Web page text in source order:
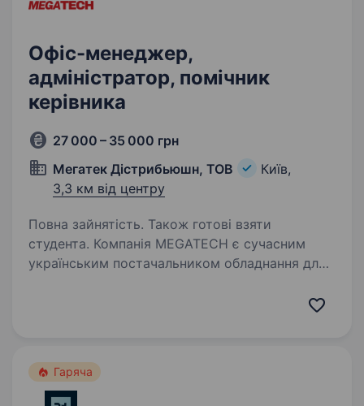
Офіс-менеджер,
адміністратор, помічник
керівника
27 000 – 35 000 грн
Мегатек Дістрибьюшн, ТОВ
Київ,
3,3 км від центру
Повна зайнятість. Також готові взяти
студента. Компанія MEGATECH є сучасним
українським постачальником обладнання для
Наші основні напрями діяльності — мережеве
Гаряча